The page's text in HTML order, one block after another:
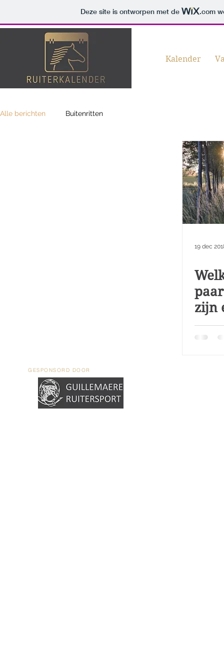
Deze site is ontworpen met de .com
Kalender
Alle berichten Buitenritten
19 dec
zijn
GESPONSORD DOOR